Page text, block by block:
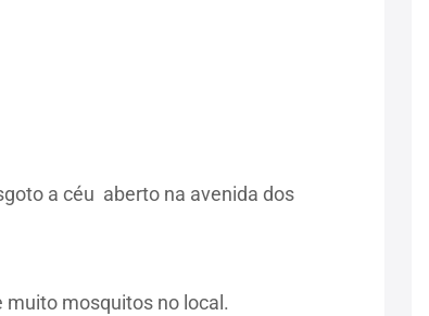
a céu aberto na avenida dos
mosquitos no local.